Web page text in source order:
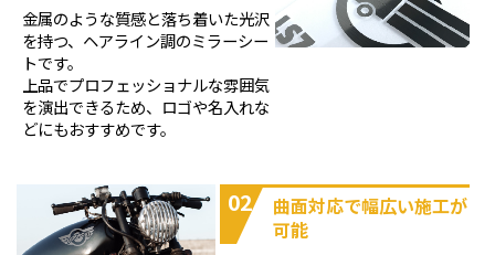
金属のような質感と落ち着いた光沢
を持つ、ヘアライン調のミラーシー
トです。
上品でプロフェッショナルな雰囲気
を演出できるため、ロゴや名入れな
どにもおすすめです。
02
曲面対応で幅広い施工が
可能